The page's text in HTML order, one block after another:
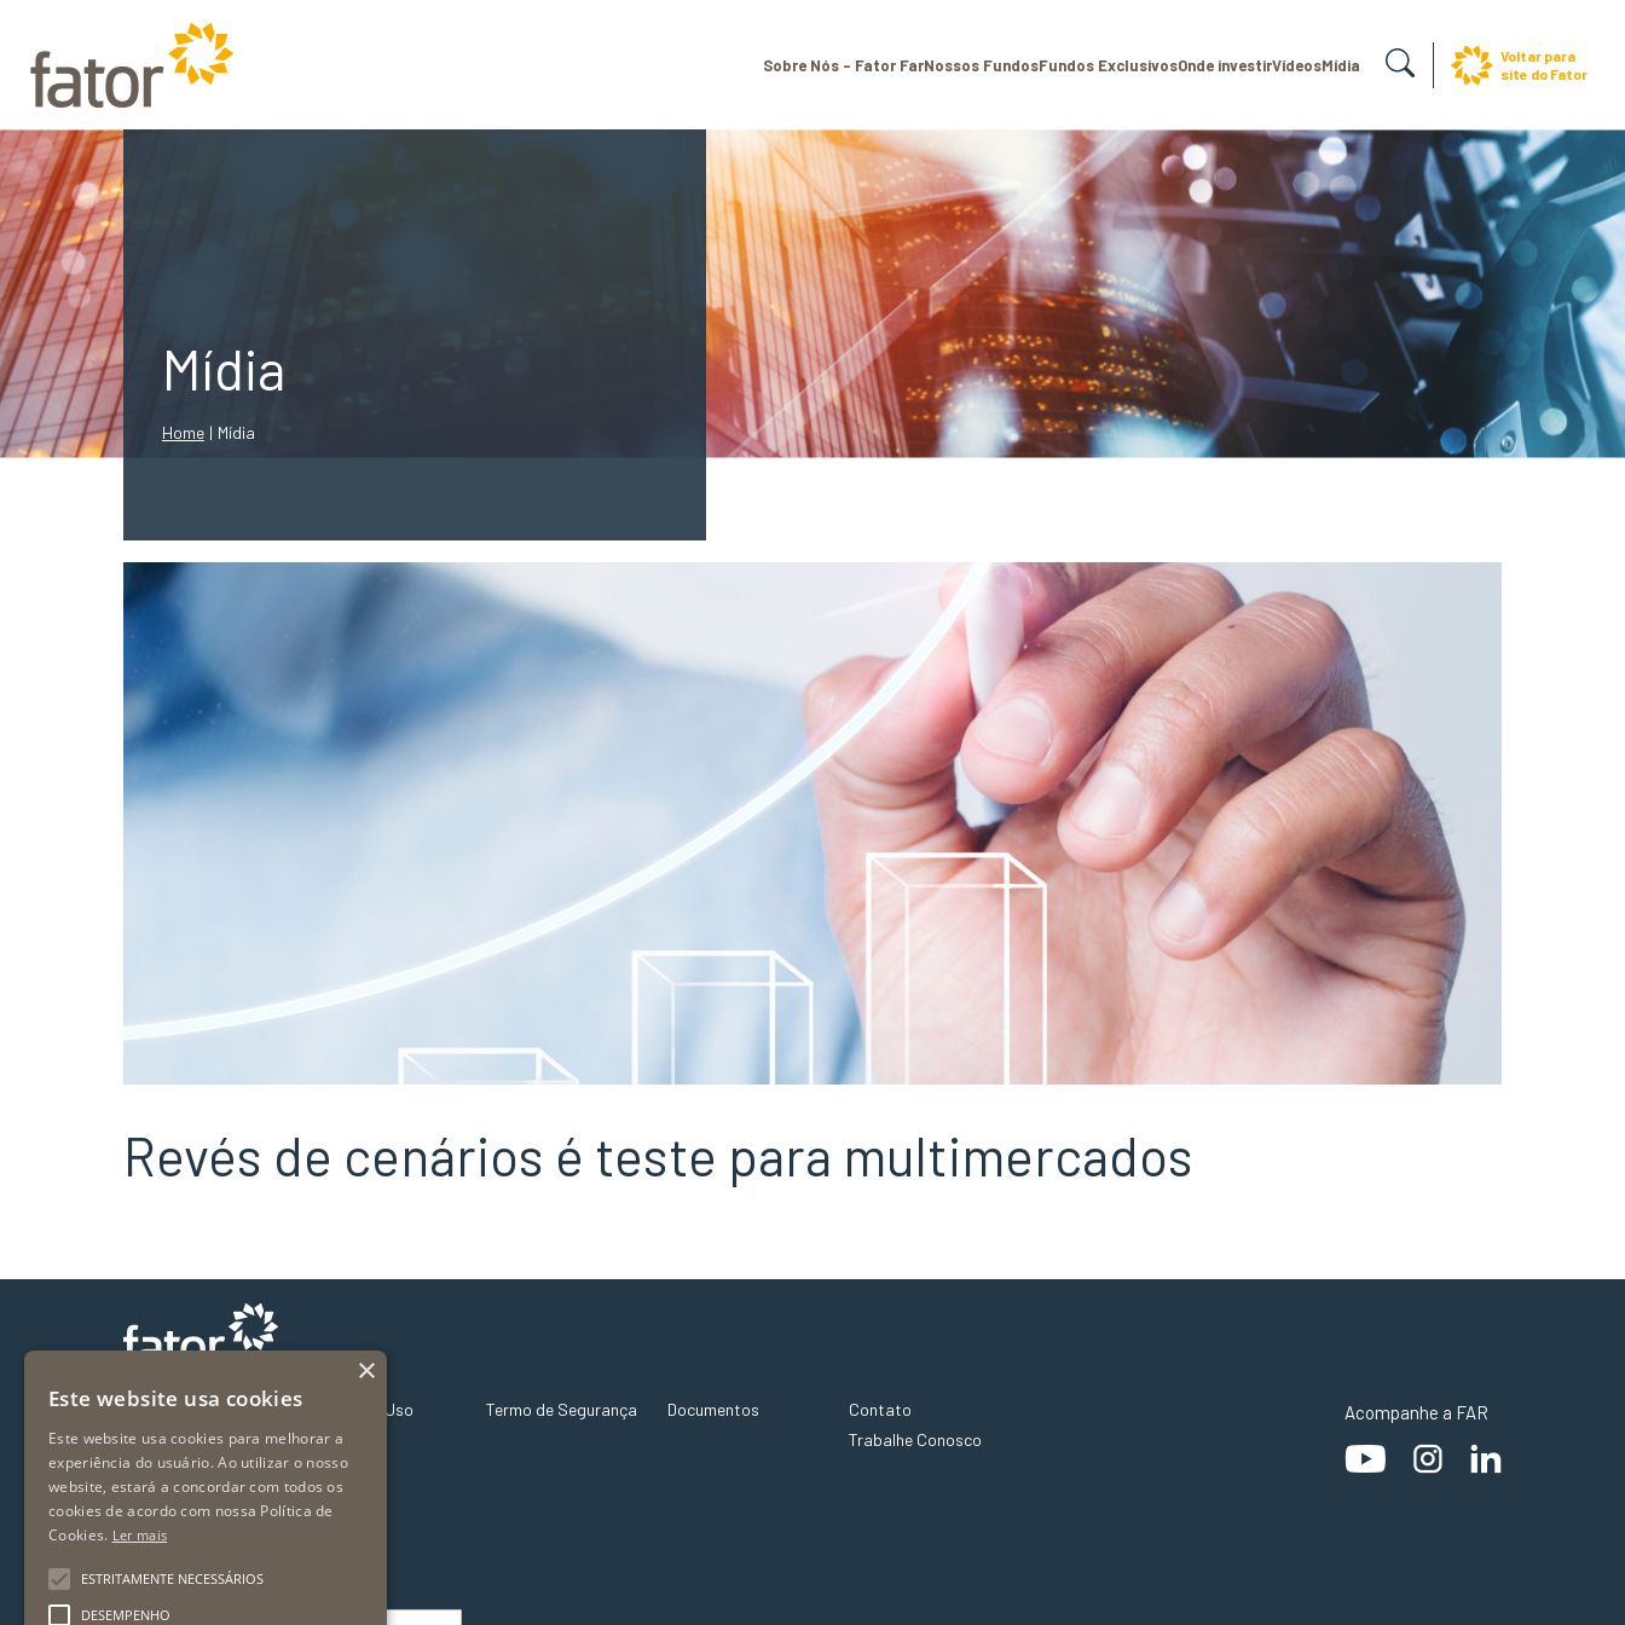
Sobre Nós – Fator FarNossos FundosFundos ExclusivosOnde investirVídeosMídia
Voltar para
site do Fator
Mídia
Home | Mídia
Revés de cenários é teste para multimercados
Acompanhe a FAR
Sobre Nós – Fator Far
Nossos Fundos
Fundos Exclusivos
Vídeos
Termos de Uso Termo de Segurança Documentos
Contato
Trabalhe Conosco
×
Este website usa cookies
Este website usa cookies para melhorar a
experiência do usuário. Ao utilizar o nosso
website, estará a concordar com todos os
cookies de acordo com nossa Política de
Cookies. Ler mais
ESTRITAMENTE NECESSÁRIOS
DESEMPENHO